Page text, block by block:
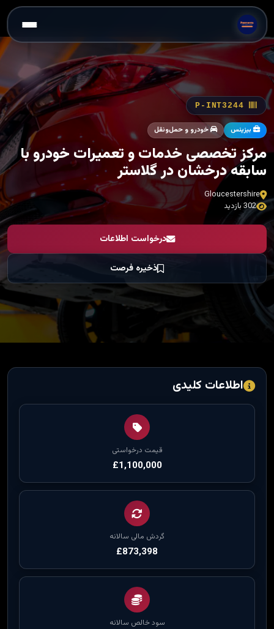
بیزینس خودرو و حمل‌ونقل
مرکز تخصصی خدمات و تعمیرات خودرو با
سابقه درخشان در گلاستر
Gloucestershire
302 بازدید
درخواست اطلاعات
ذخیره فرصت
اطلاعات کلیدی
قیمت درخواستی
£1,100,000
گردش مالی سالانه
£873,398
سود خالص سالانه